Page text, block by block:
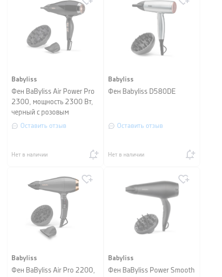
Babyliss
Фен BaByliss Air Power Pro
2300, мощность 2300 Вт,
черный с розовым
Оставить отзыв
Нет в наличии
Babyliss
Фен Babyliss D580DE
Оставить отзыв
Нет в наличии
Babyliss
Фен BaByliss Air Pro 2200,
Babyliss
Фен BaByliss Power Smooth